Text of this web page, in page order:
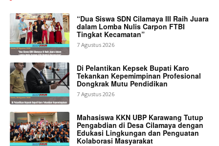
“Dua Siswa SDN Cilamaya III Raih Juara
dalam Lomba Nulis Carpon FTBI
Tingkat Kecamatan”
7 Agustus 2026
Di Pelantikan Kepsek Bupati Karo
Tekankan Kepemimpinan Profesional
Dongkrak Mutu Pendidikan
7 Agustus 2026
Mahasiswa KKN UBP Karawang Tutup
Pengabdian di Desa Cilamaya dengan
Edukasi Lingkungan dan Penguatan
Kolaborasi Masyarakat